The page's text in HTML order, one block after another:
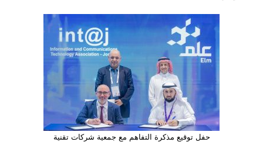
حفل توقيع مذكرة التفاهم مع جمعية شركات تقنية